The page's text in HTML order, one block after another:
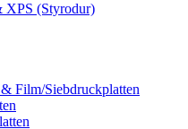
XPS (Styrodur)
Film/Siebdruckplatten